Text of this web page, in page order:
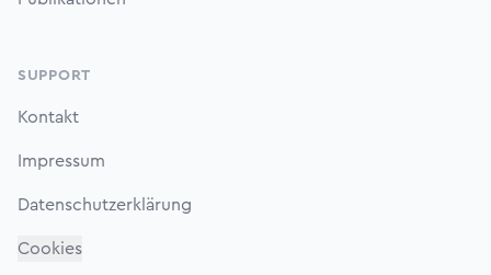
SUPPORT
Kontakt
Impressum
Datenschutzerklärung
Cookies